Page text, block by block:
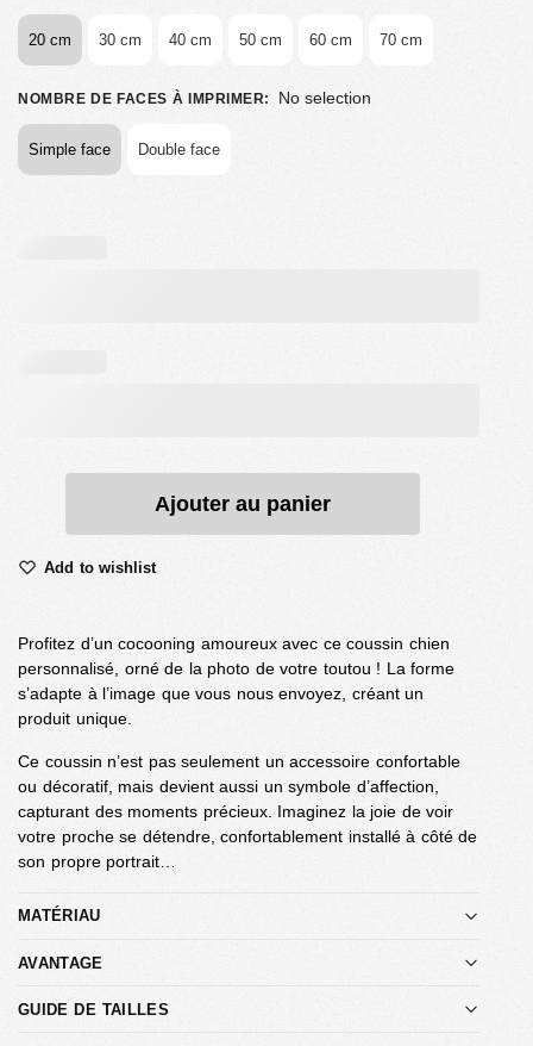
20 cm 30 cm 40 cm 50 cm 60 cm 70 cm
NOMBRE DE FACES À IMPRIMER: No selection
Simple face Double face
Ajouter au panier
Add to wishlist
Profitez d’un cocooning amoureux avec ce coussin chien
personnalisé, orné de la photo de votre toutou ! La forme
s’adapte à l’image que vous nous envoyez, créant un
produit unique.
Ce coussin n’est pas seulement un accessoire confortable
ou décoratif, mais devient aussi un symbole d’affection,
capturant des moments précieux. Imaginez la joie de voir
votre proche se détendre, confortablement installé à côté de
son propre portrait…
MATÉRIAU
AVANTAGE
GUIDE DE TAILLES